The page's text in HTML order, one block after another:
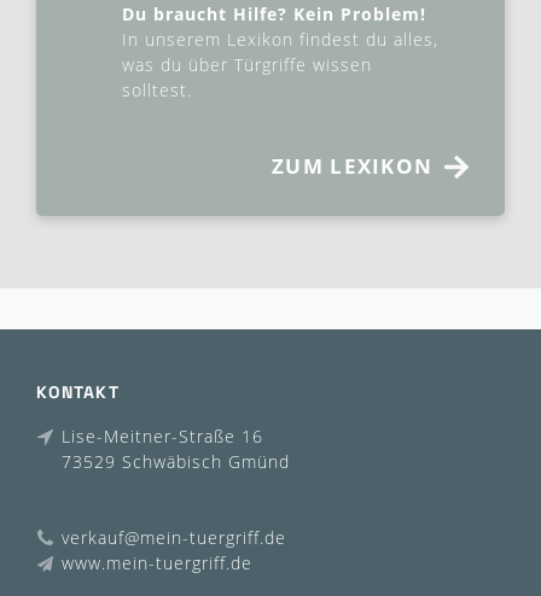
Du braucht Hilfe? Kein Problem!
In unserem Lexikon findest du alles,
was du über Türgriffe wissen
solltest.
ZUM LEXIKON
KONTAKT
Lise-Meitner-Straße 16
73529 Schwäbisch Gmünd
verkauf@mein-tuergriff.de
www.mein-tuergriff.de